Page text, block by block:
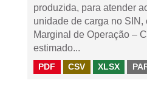
produzida, para atender
unidade de carga no
Marginal de Operação –
estimado...
PDF CSV XLSX